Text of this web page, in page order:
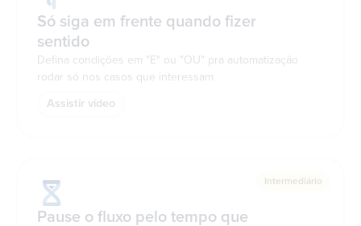
Só siga em frente quando fizer
sentido
Defina condições em "E" ou "OU" pra automatização
rodar só nos casos que interessam
Assistir vídeo
Intermediário
Pause o fluxo pelo tempo que